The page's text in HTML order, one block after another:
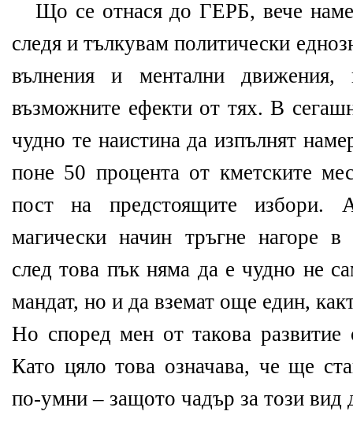
Що се отнася до ГЕРБ, вече
следя и тълкувам политически
вълнения и ментални
възможните ефекти от тях. В
чудно те наистина да изпълнят
поне 50 процента от кметските
пост на предстоящите избори.
магически начин тръгне нагоре в
след това пък няма да е чудно не
мандат, но и да вземат още един,
Но според мен от такова развитие
Като цяло това означава, че ще
по-умни – защото чадър за този